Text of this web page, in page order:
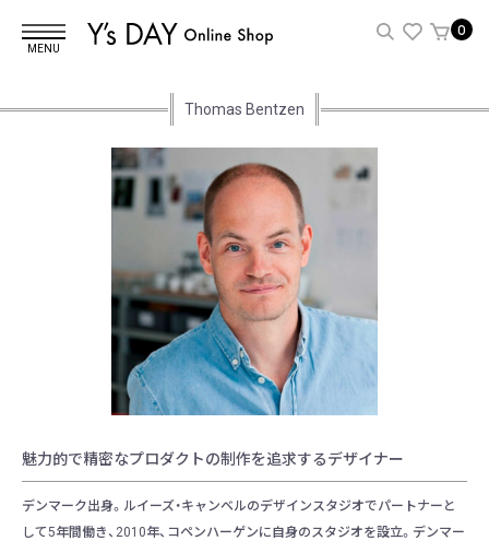
MENU
0
Thomas Bentzen
魅力的で精密なプロダクトの制作を追求するデザイナー
デンマーク出身。ルイーズ・キャンベルのデザインスタジオでパートナーと
して5年間働き、2010年、コペンハーゲンに自身のスタジオを設立。デンマー